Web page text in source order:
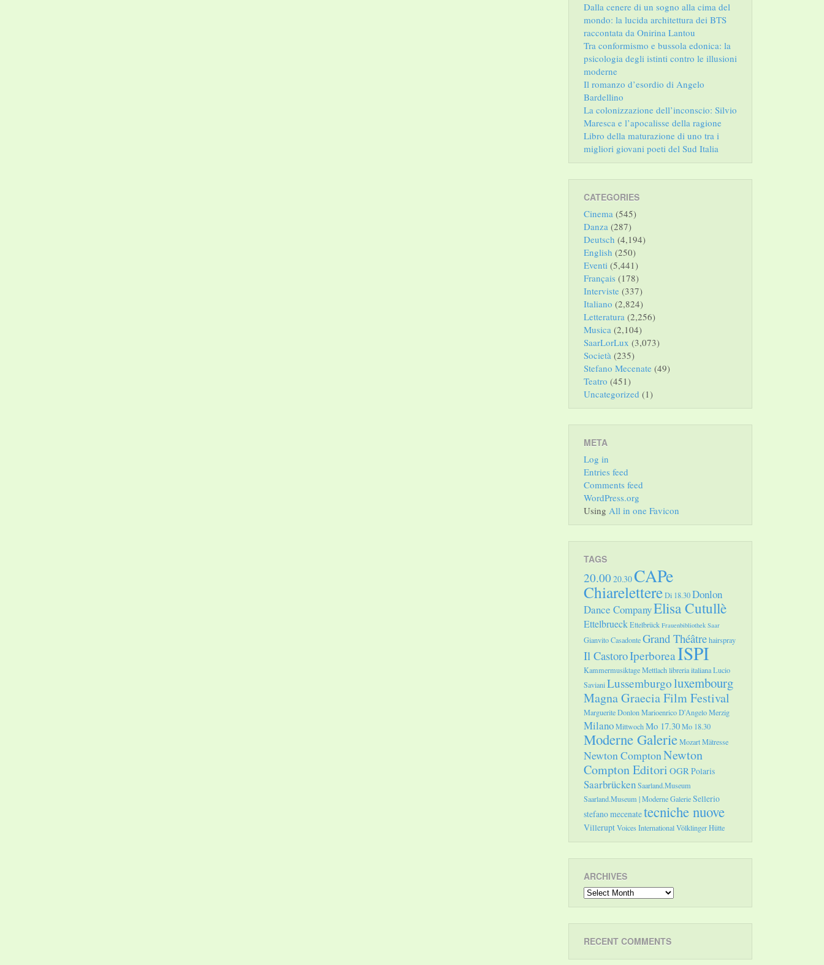
Dalla cenere di un sogno alla cima del
mondo: la lucida architettura dei BTS
raccontata da Onirina Lantou
Tra conformismo e bussola edonica: la
psicologia degli istinti contro le illusioni
moderne
Il romanzo d’esordio di Angelo
Bardellino
La colonizzazione dell’inconscio: Silvio
Maresca e l’apocalisse della ragione
Libro della maturazione di uno tra i
migliori giovani poeti del Sud Italia
CATEGORIES
Cinema (545)
Danza (287)
Deutsch (4,194)
English (250)
Eventi (5,441)
Français (178)
Interviste (337)
Italiano (2,824)
Letteratura (2,256)
Musica (2,104)
SaarLorLux (3,073)
Società (235)
Stefano Mecenate (49)
Teatro (451)
Uncategorized (1)
META
Log in
Entries feed
Comments feed
WordPress.org
Using All in one Favicon
TAGS
20.00 20.30CAPe
ChiarelettereDi 18.30Donlon
Dance CompanyElisa Cutullè
EttelbrueckEttelbrück Frauenbibliothek Saar
Gianvito CasadonteGrand Théâtrehairspray
Il CastoroIperboreaISPI
Kammermusiktage Mettlachlibreria italianaLucio
SavianiLussemburgoluxembourg
Magna Graecia Film Festival
Marguerite DonlonMarioenrico D'AngeloMerzig
MilanoMittwochMo 17.30Mo 18.30
Moderne GalerieMozartMätresse
Newton ComptonNewton
Compton Editori OGRPolaris
SaarbrückenSaarland.Museum
Saarland.Museum | Moderne GalerieSellerio
stefano mecenatetecniche nuove
VilleruptVoices InternationalVölklinger Hütte
ARCHIVES
Archives
RECENT COMMENTS